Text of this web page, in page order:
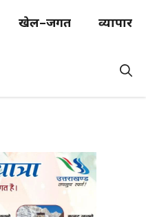
खेल–जगत व्यापार